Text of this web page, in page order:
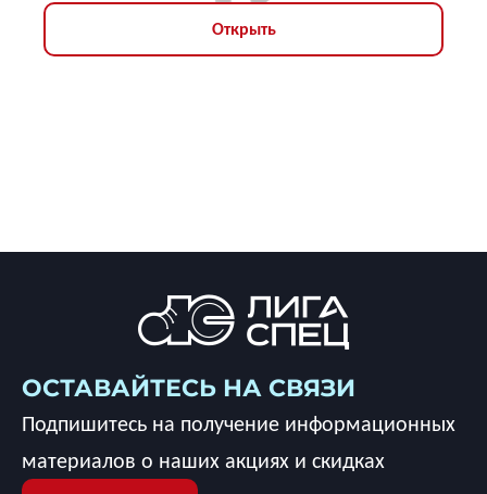
Открыть
ОСТАВАЙТЕСЬ НА СВЯЗИ
Подпишитесь на получение информационных
материалов о наших акциях и скидках